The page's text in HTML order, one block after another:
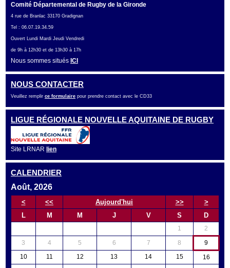
Comité Départemental de Rugby de la Gironde
4 rue de Branlac 33170 Gradignan
Tel : 06.07.19.34.59
Ouvert Lundi Mardi Jeudi Vendredi
de 9h à 12h30 et de 13h30 à 17h
Nous sommes situés ICI
NOUS CONTACTER
Veuillez remplir ce formulaire pour prendre contact avec le CD33
LIGUE RÉGIONALE NOUVELLE AQUITAINE DE RUGBY
Site LRNAR lien
CALENDRIER
Août, 2026
< << Aujourd'hui >>
>
L
M M J V S D
1
2
3
4 5 6 7 8
9
10
11 12 13 14 15
16